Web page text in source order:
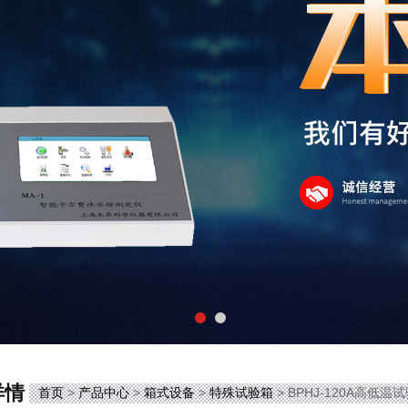
情 首页>产品中心>箱式设备>特殊试验箱> BPHJ-120A高低温试